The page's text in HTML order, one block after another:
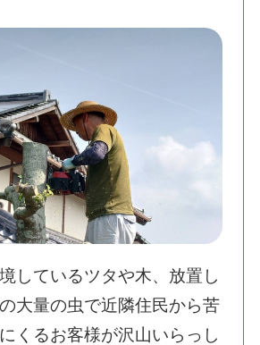
しているツタや木、放置し
大量の虫で近隣住民から苦
くるお客様が沢山いらっし